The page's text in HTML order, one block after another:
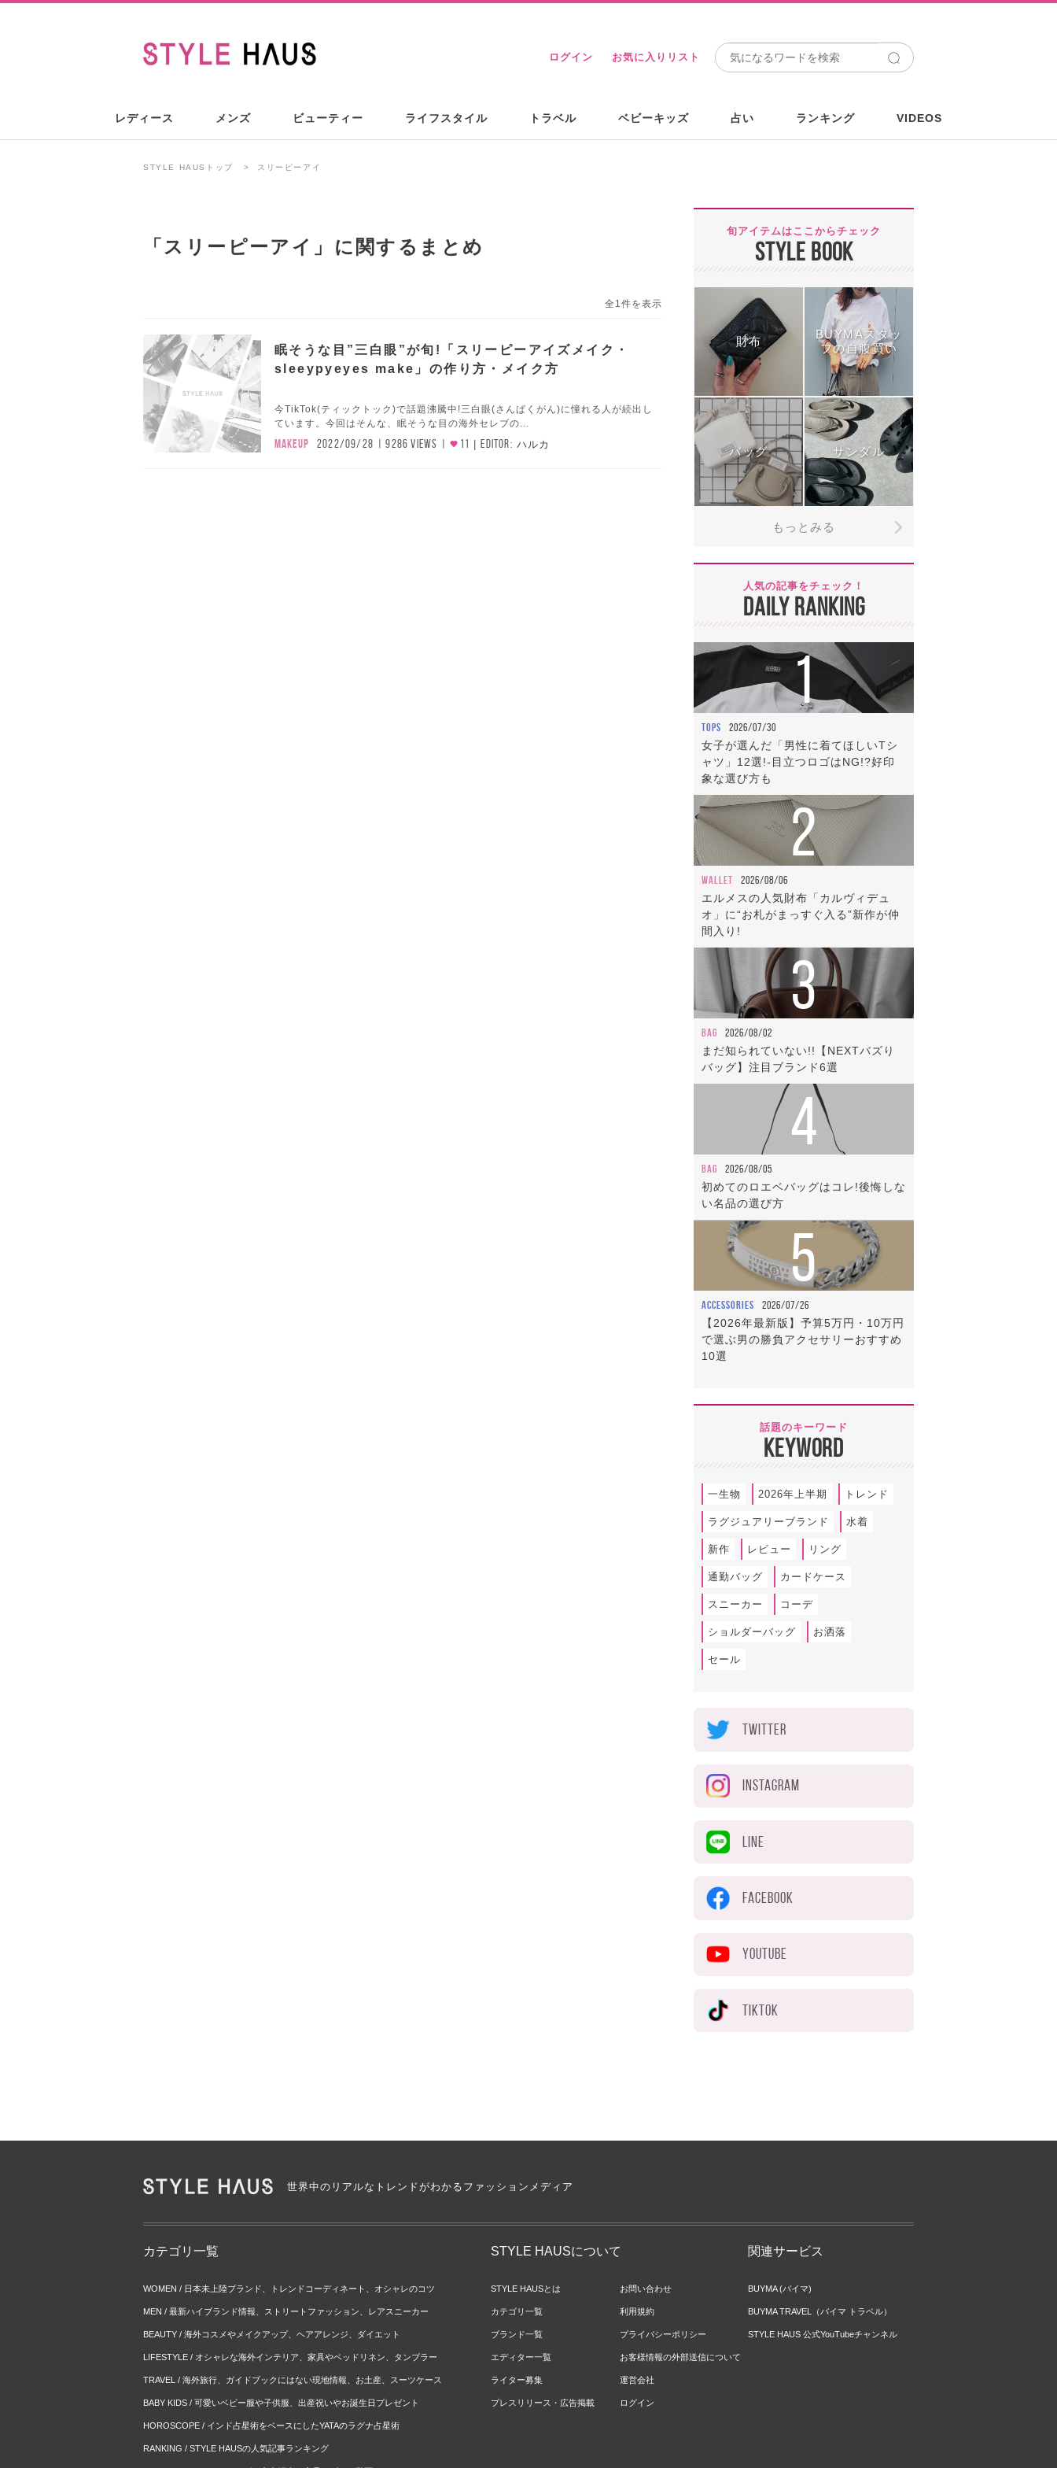
ログイン お気に入りリスト
レディース メンズ ビューティー ライフスタイル トラベル ベビーキッズ 占い ランキング VIDEOS
STYLE HAUSトップ スリーピーアイ
「スリーピーアイ 」に関するまとめ
全1件を表示
眠そうな目”三白眼”が旬!「スリーピーアイズメイク・
sleeypyeyes make」の作り方・メイク方
今TikTok(ティックトック)で話題沸騰中!三白眼(さんぱくがん)に憧れる人が続出し
ています。今回はそんな、眠そうな目の海外セレブの...
MAKEUP 2022/09/28 9286 VIEWS 11 EDITOR: ハルカ
旬アイテムはここからチェック
STYLE BOOK
財布
BUYMAスタッ
フの自腹買い
バッグ サンダル
もっとみる
人気の記事をチェック！
DAILY RANKING
1
TOPS 2026/07/30
女子が選んだ「男性に着てほしいTシ
ャツ」12選!-目立つロゴはNG!?好印
象な選び方も
2
WALLET 2026/08/06
エルメスの人気財布「カルヴィデュ
オ」に“お札がまっすぐ入る”新作が仲
間入り!
3
BAG 2026/08/02
まだ知られていない!!【NEXTバズり
バッグ】注目ブランド6選
4
BAG 2026/08/05
初めてのロエベバッグはコレ!後悔しな
い名品の選び方
5
ACCESSORIES 2026/07/26
【2026年最新版】予算5万円・10万円
で選ぶ男の勝負アクセサリーおすすめ
10選
話題のキーワード
KEYWORD
一生物 2026年上半期 トレンド
ラグジュアリーブランド 水着
新作 レビュー リング
通勤バッグ カードケース
スニーカー コーデ
ショルダーバッグ お洒落
セール
TWITTER
INSTAGRAM
LINE
FACEBOOK
YOUTUBE
TIKTOK
世界中のリアルなトレンドがわかるファッションメディア
カテゴリ一覧
WOMEN / 日本未上陸ブランド、トレンドコーディネート、オシャレのコツ
MEN / 最新ハイブランド情報、ストリートファッション、レアスニーカー
BEAUTY / 海外コスメやメイクアップ、ヘアアレンジ、ダイエット
LIFESTYLE / オシャレな海外インテリア、家具やベッドリネン、タンブラー
TRAVEL / 海外旅行、ガイドブックにはない現地情報、お土産、スーツケース
BABY KIDS / 可愛いベビー服や子供服、出産祝いやお誕生日プレゼント
HOROSCOPE / インド占星術をベースにしたYATAのラグナ占星術
RANKING / STYLE HAUSの人気記事ランキング
STYLE HAUSについて
STYLE HAUSとは
カテゴリ一覧
ブランド一覧
エディター一覧
ライター募集
プレスリリース・広告掲載
お問い合わせ
利用規約
プライバシーポリシー
お客様情報の外部送信について
運営会社
ログイン
関連サービス
BUYMA (バイマ)
BUYMA TRAVEL（バイマ トラベル）
STYLE HAUS 公式YouTubeチャンネル